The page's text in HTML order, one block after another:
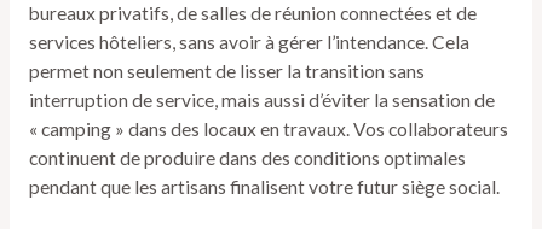
bureaux privatifs, de salles de réunion connectées et de
services hôteliers, sans avoir à gérer l’intendance. Cela
permet non seulement de lisser la transition sans
interruption de service, mais aussi d’éviter la sensation de
« camping » dans des locaux en travaux. Vos collaborateurs
continuent de produire dans des conditions optimales
pendant que les artisans finalisent votre futur siège social.